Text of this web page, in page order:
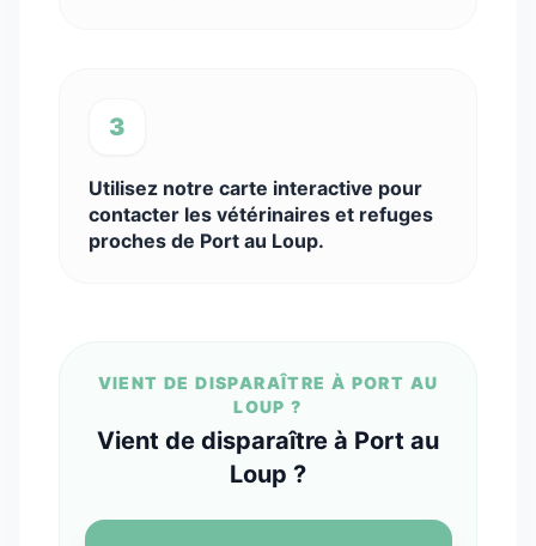
3
Utilisez notre carte interactive pour
contacter les vétérinaires et refuges
proches de Port au Loup.
VIENT DE DISPARAÎTRE À PORT AU
LOUP ?
Vient de disparaître à Port au
Loup ?